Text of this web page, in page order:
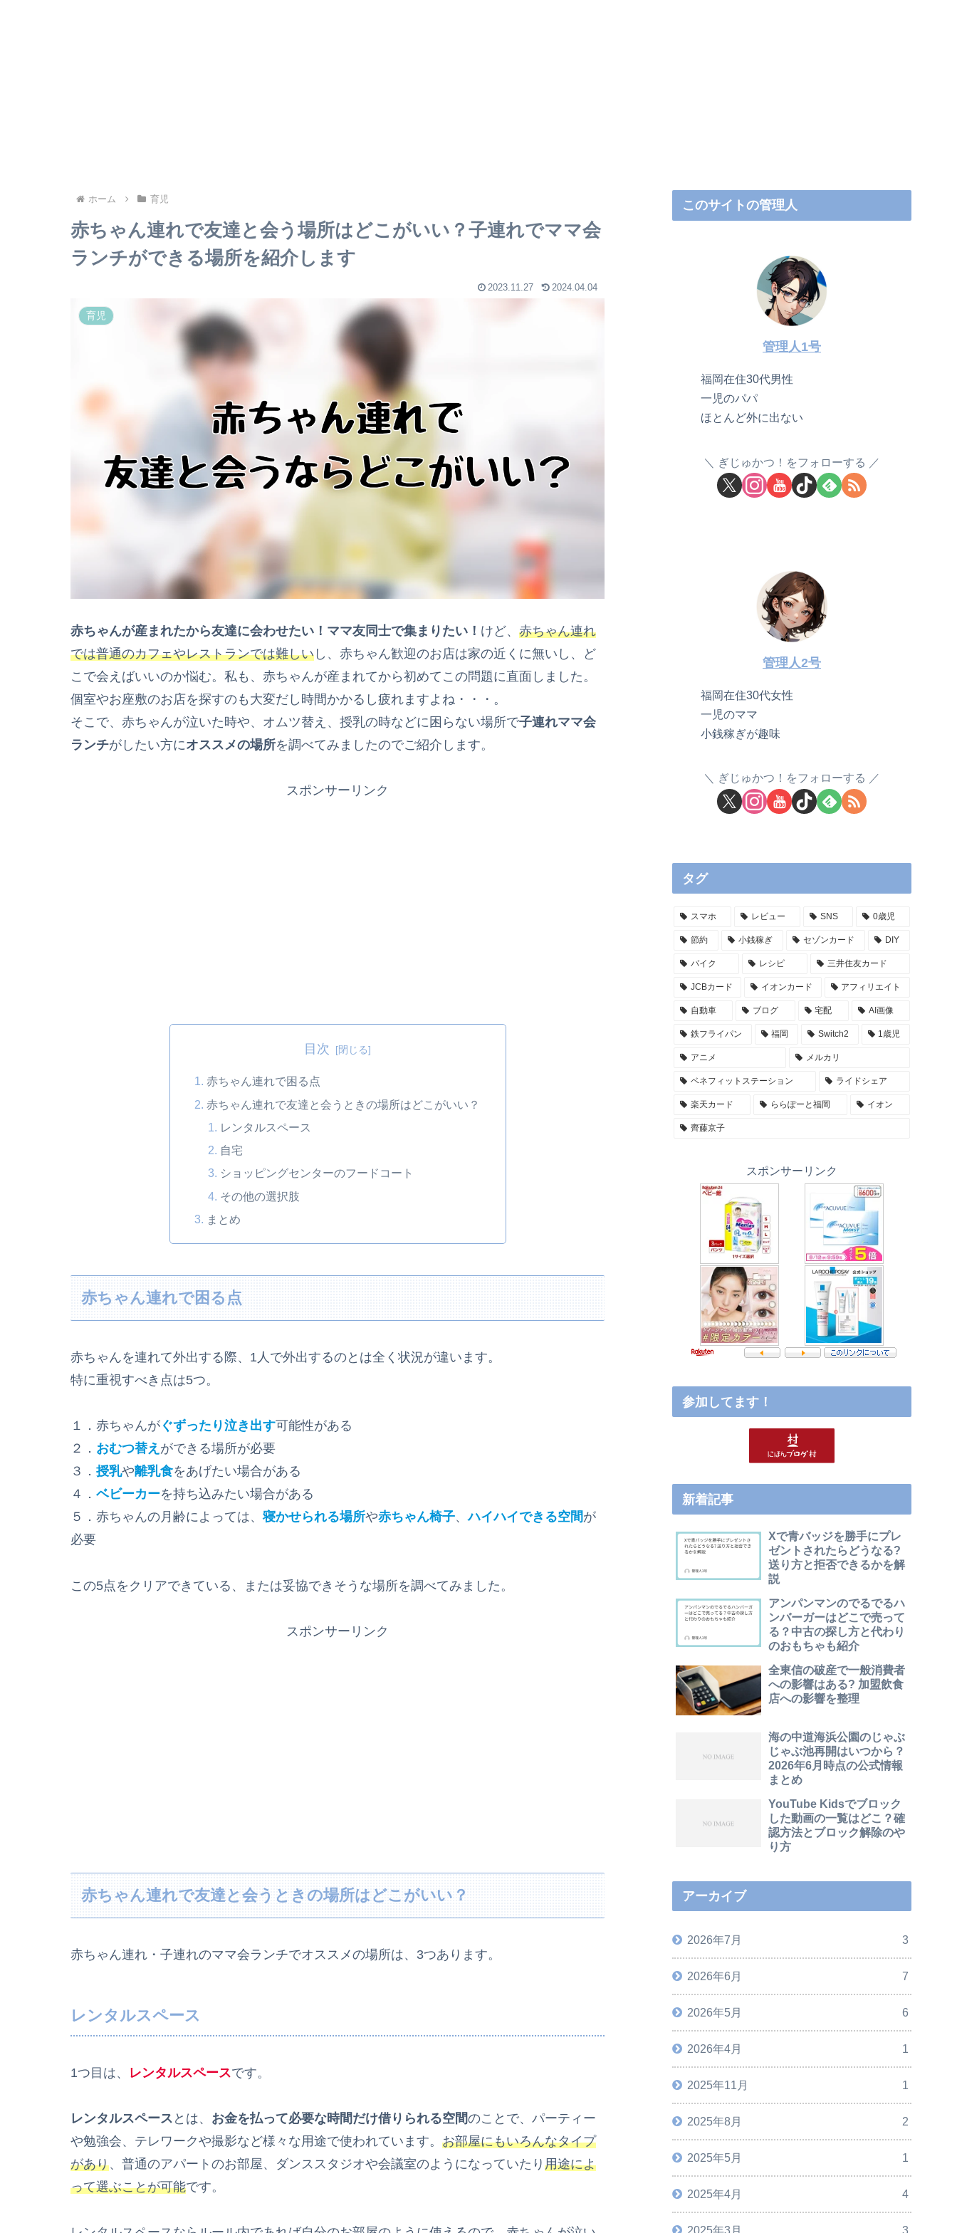
ホーム 育児
赤ちゃん連れで友達と会う場所はどこがいい？子連れでママ会
ランチができる場所を紹介します
2023.11.27 2024.04.04
育児
赤ちゃんが産まれたから友達に会わせたい！ママ友同士で集まりたい！ けど、 赤ちゃん連れ
では普通のカフェやレストランでは難しい し、赤ちゃん歓迎のお店は家の近くに無いし、ど
こで会えばいいのか悩む。私も、赤ちゃんが産まれてから初めてこの問題に直面しました。
個室やお座敷のお店を探すのも大変だし時間かかるし疲れますよね・・・。
そこで、赤ちゃんが泣いた時や、オムツ替え、授乳の時などに困らない場所で子連れママ会
ランチがしたい方にオススメの場所を調べてみましたのでご紹介します。
スポンサーリンク
目次
赤ちゃん連れで困る点
赤ちゃん連れで友達と会うときの場所はどこがいい？
レンタルスペース
自宅
ショッピングセンターのフードコート
その他の選択肢
まとめ
赤ちゃん連れで困る点
赤ちゃんを連れて外出する際、1人で外出するのとは全く状況が違います。
特に重視すべき点は5つ。
１．赤ちゃんが ぐずったり泣き出す可能性がある
２． おむつ替え ができる場所が必要
３． 授乳や離乳食をあげたい場合がある
４． ベビーカーを持ち込みたい場合がある
５．赤ちゃんの月齢によっては、寝かせられる場所や赤ちゃん椅子、ハイハイできる空間が
必要
この5点をクリアできている、または妥協できそうな場所を調べてみました。
スポンサーリンク
赤ちゃん連れで友達と会うときの場所はどこがいい？
赤ちゃん連れ・子連れのママ会ランチでオススメの場所は、3つあります。
レンタルスペース
1つ目は、 レンタルスペースです。
レンタルスペース とは、 お金を払って必要な時間だけ借りられる空間のことで、パーティー
や勉強会、テレワークや撮影など様々な用途で使われています。 お部屋にもいろんなタイプ
があり、普通のアパートのお部屋、ダンススタジオや会議室のようになっていたり 用途によ
って選ぶことが可能です。
このサイトの管理人
管理人1号
福岡在住30代男性
一児のパパ
ほとんど外に出ない
ぎじゅかつ！をフォローする
管理人2号
福岡在住30代女性
一児のママ
小銭稼ぎが趣味
ぎじゅかつ！をフォローする
タグ
スマホ レビュー SNS 0歳児
節約 小銭稼ぎ セゾンカード DIY
バイク レシピ 三井住友カード
JCBカード イオンカード アフィリエイト
自動車 ブログ 宅配 AI画像
鉄フライパン 福岡 Switch2 1歳児
アニメ メルカリ
ベネフィットステーション ライドシェア
楽天カード ららぽーと福岡 イオン
齊藤京子
スポンサーリンク
参加してます！
新着記事
Xで青バッジを勝手にプレ
ゼントされたらどうなる?
送り方と拒否できるかを解
説
アンパンマンのでるでるハ
ンバーガーはどこで売って
る？中古の探し方と代わり
のおもちゃも紹介
全東信の破産で一般消費者
への影響はある? 加盟飲食
店への影響を整理
海の中道海浜公園のじゃぶ
じゃぶ池再開はいつから？
2026年6月時点の公式情報
まとめ
YouTube Kidsでブロック
した動画の一覧はどこ？確
認方法とブロック解除のや
り方
アーカイブ
2026年7月 3
2026年6月 7
2026年5月 6
2026年4月 1
2025年11月 1
2025年8月 2
2025年5月 1
2025年4月 4
2025年3月 3